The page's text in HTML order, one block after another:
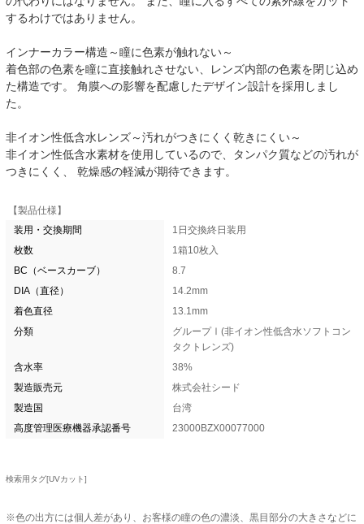
するわけではありません。
インナーカラー構造～瞳に色素が触れない～
着色部の色素を瞳に直接触れさせない、レンズ内部の色素を閉じ込め
た構造です。 角膜への影響を配慮したデザイン設計を採用しまし
た。
非イオン性低含水レンズ～汚れがつきにくく乾きにくい～
非イオン性低含水素材を使用しているので、タンパク質などの汚れが
つきにくく、 乾燥感の軽減が期待できます。
【製品仕様】
装用・交換期間
1日交換終日装用
枚数
1箱10枚入
BC（ベースカーブ）
8.7
DIA（直径）
14.2mm
着色直径
13.1mm
分類
グループⅠ(非イオン性低含水ソフトコン
タクトレンズ)
含水率
38%
製造販売元
株式会社シード
製造国
台湾
高度管理医療機器承認番号
23000BZX00077000
検索用タグ[UVカット]
※色の出方には個人差があり、お客様の瞳の色の濃淡、黒目部分の大きさなどに